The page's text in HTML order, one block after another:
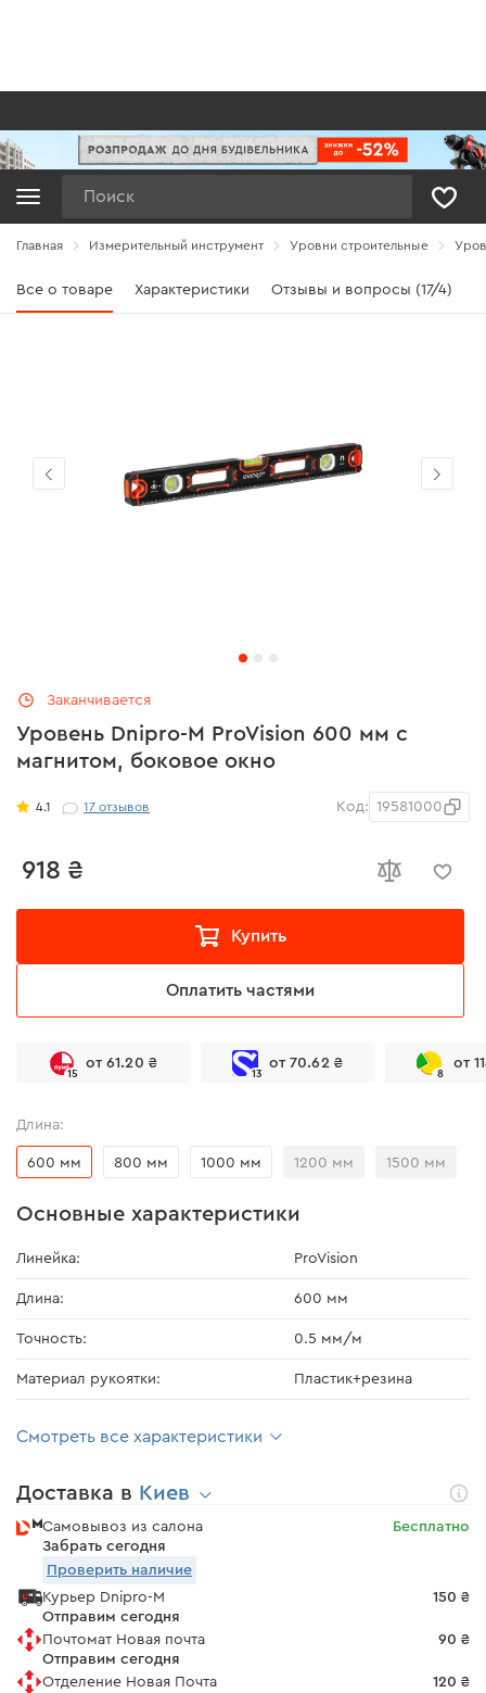
Главная Измерительный инструмент Уровни строительные
Все о товаре Характеристики Отзывы и вопросы (17/4)
Уровень Dnipro-M ProVision 600 мм с
магнитом, боковое окно
4.1 17отзывов Код: 19581000
918 ₴
Купить
Оплатить частями
15
от 61.20 ₴
13
от 70.62 ₴
8
от
Заканчивается
Длина:
600 мм 800 мм 1000 мм 1200 мм 1500 мм
Основные характеристики
Линейка: ProVision
Длина: 600 мм
Точность: 0.5 мм/м
Материал рукоятки: Пластик+резина
Смотреть все характеристики
Доставка в Киев
Самовывоз из салона
Забрать сегодня
Бесплатно
Проверить наличие
Курьер Dnipro-M
Отправим сегодня
150 ₴
Почтомат Новая почта
Отправим сегодня
90 ₴
Отделение Новая Почта
120 ₴